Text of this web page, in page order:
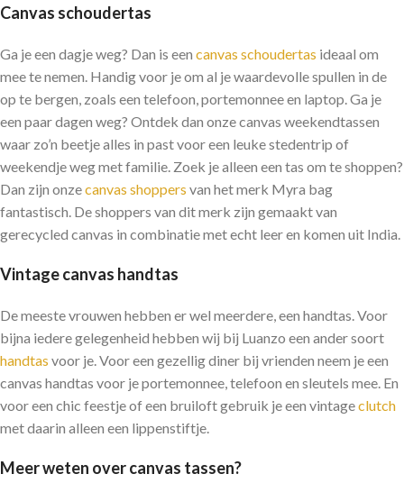
Canvas schoudertas
Ga je een dagje weg? Dan is een canvas schoudertas ideaal om
mee te nemen. Handig voor je om al je waardevolle spullen in de
op te bergen, zoals een telefoon, portemonnee en laptop. Ga je
een paar dagen weg? Ontdek dan onze canvas weekendtassen
waar zo’n beetje alles in past voor een leuke stedentrip of
weekendje weg met familie. Zoek je alleen een tas om te shoppen?
Dan zijn onzecanvas shoppers van het merk Myra bag
fantastisch. De shoppers van dit merk zijn gemaakt van
gerecycled canvas in combinatie met echt leer en komen uit India.
Vintage canvas handtas
De meeste vrouwen hebben er wel meerdere, een handtas. Voor
bijna iedere gelegenheid hebben wij bij Luanzo een ander soort
handtas voor je. Voor een gezellig diner bij vrienden neem je een
canvas handtas voor je portemonnee, telefoon en sleutels mee. En
voor een chic feestje of een bruiloft gebruik je een vintageclutch
met daarin alleen een lippenstiftje.
Meer weten over canvas tassen?